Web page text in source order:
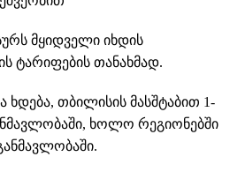
მყიდველი იხდის
ტარიფების თანახმად.
ხდება, თბილისის მასშტაბით 1-
ხოლო რეგიონებში